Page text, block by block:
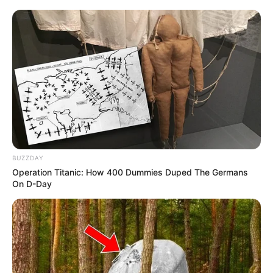
feltűnést, mert a magyar politikában ritkán hallani
ilyen nyílt beszédet arról, hogyan kezelné valaki a
kudarcot. A nyilatkozat több hazai lapban is
megjelent az elmúlt napokban.
BUZZDAY
Operation Titanic: How 400 Dummies Duped The Germans
On D-Day